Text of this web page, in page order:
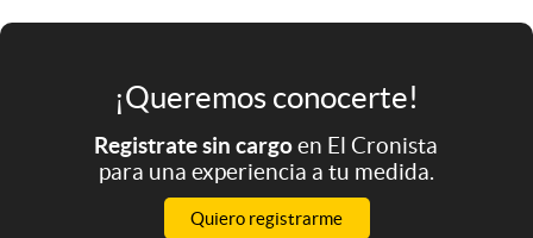
¡Queremos conocerte!
Registrate sin cargoen El Cronista
para una experiencia a tu medida.
Quiero registrarme